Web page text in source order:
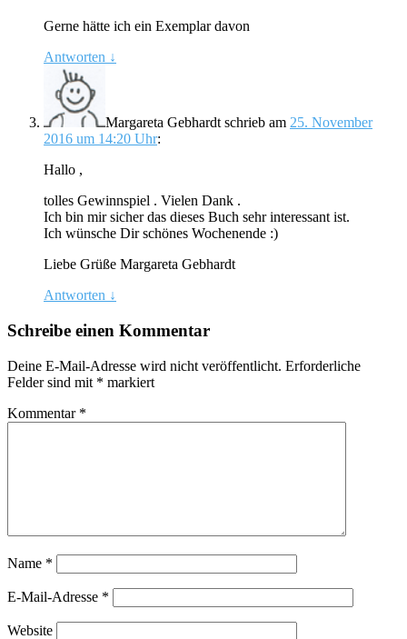
Gerne hätte ich ein Exemplar davon
Antworten ↓
Margareta Gebhardt schrieb am 25. November
2016 um 14:20 Uhr:
Hallo ,
tolles Gewinnspiel . Vielen Dank .
Ich bin mir sicher das dieses Buch sehr interessant ist.
Ich wünsche Dir schönes Wochenende :)
Liebe Grüße Margareta Gebhardt
Antworten ↓
Schreibe einen Kommentar
Deine E-Mail-Adresse wird nicht veröffentlicht. Erforderliche
Felder sind mit * markiert
Kommentar *
Name *
E-Mail-Adresse *
Website